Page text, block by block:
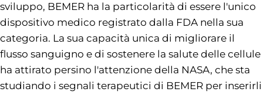
sviluppo, BEMER ha la particolarità di essere l'unico
dispositivo medico registrato dalla FDA nella sua
categoria. La sua capacità unica di migliorare il
flusso sanguigno e di sostenere la salute delle cellule
ha attirato persino l'attenzione della NASA, che sta
studiando i segnali terapeutici di BEMER per inserirli